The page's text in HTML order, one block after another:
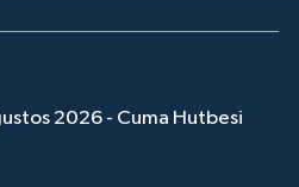
2026 - Cuma Hutbesi